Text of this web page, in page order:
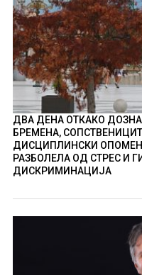
ДВА ДЕНА ОТКАКО
БРЕМЕНА,
ДИСЦИПЛИНСКИ
РАЗБОЛЕЛА ОД СТРЕС И
ДИСКРИМИНАЦИЈА